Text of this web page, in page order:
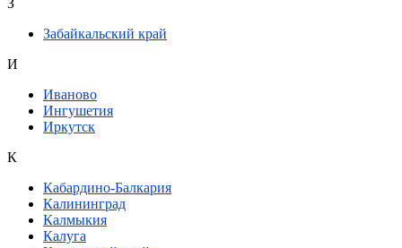
З
Забайкальский край
И
Иваново
Ингушетия
Иркутск
К
Кабардино-Балкария
Калининград
Калмыкия
Калуга